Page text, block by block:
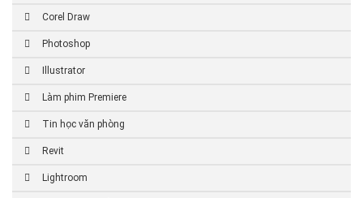
Corel Draw
Photoshop
Illustrator
Làm phim Premiere
Tin học văn phòng
Revit
Lightroom